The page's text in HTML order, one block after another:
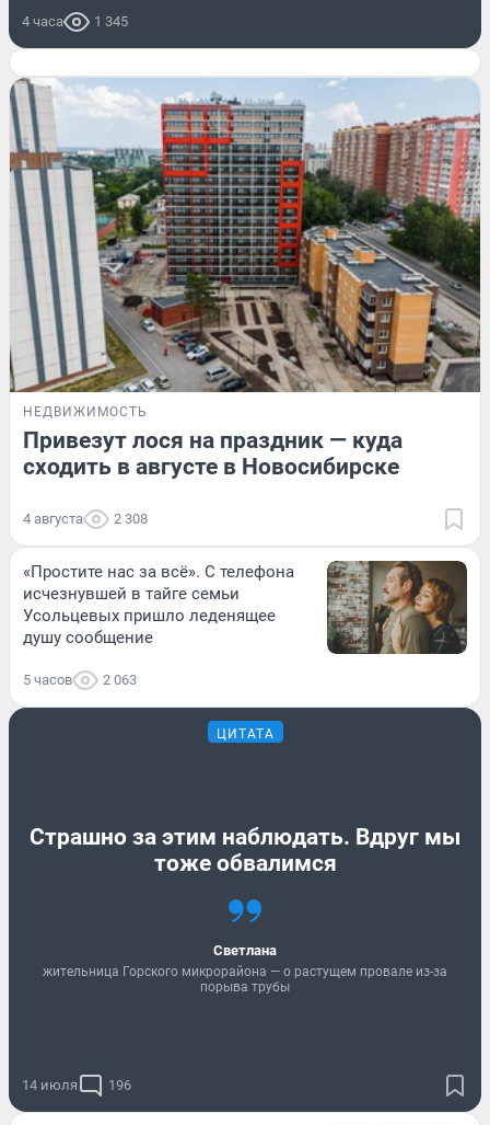
4 часа 1 345
НЕДВИЖИМОСТЬ
Привезут лося на праздник — куда
сходить в августе в Новосибирске
4 августа 2 308
«Простите нас за всё». С телефона
исчезнувшей в тайге семьи
Усольцевых пришло леденящее
душу сообщение
5 часов 2 063
ЦИТАТА
Страшно за этим наблюдать. Вдруг мы
тоже обвалимся
Светлана
жительница Горского микрорайона — о растущем провале из-за
порыва трубы
14 июля 196